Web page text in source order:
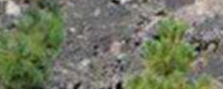
terreno y porque el sobreesfuerzo
requerirá una oxig...